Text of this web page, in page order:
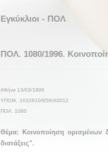
Εγκύκλιοι - ΠΟΛ
ΠΟΛ. 1080/1996.
Αθήνα 13/03/1996
ΥΠΟΙΚ.
1032610/656/Α0012
ΠΟΛ. 1080
Θέμα: Κοινοποίηση ορισμένων
διατάξεις".